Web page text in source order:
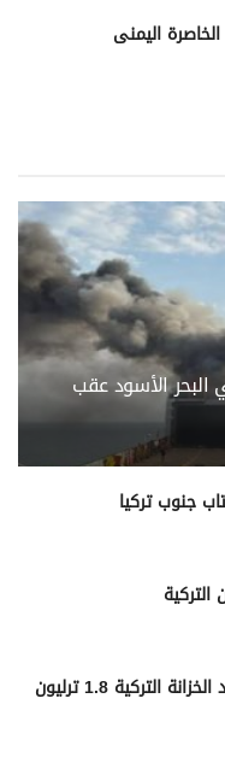
اليمنى
البحر الأسود عقب
جنوب تركيا
فاتورة “خدمة الدين” تكبد الخزانة التركية 1.8 ترليون